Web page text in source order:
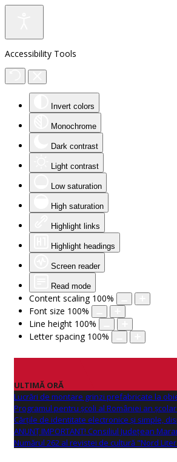
Accessibility Tools
Invert colors
Monochrome
Dark contrast
Light contrast
Low saturation
High saturation
Highlight links
Highlight headings
Screen reader
Read mode
Content scaling 100%
Font size 100%
Line height 100%
Letter spacing 100%
ULTIMĂ ORĂ
Lucrări de montare grinzi prefabricate la
Programul pentru școli al României an școlar
Cărțile de identitate electronice și simple,
ANUNŢ IMPORTANT! Consiliul Județean
Numărul 262 al revistei de cultură "Nord